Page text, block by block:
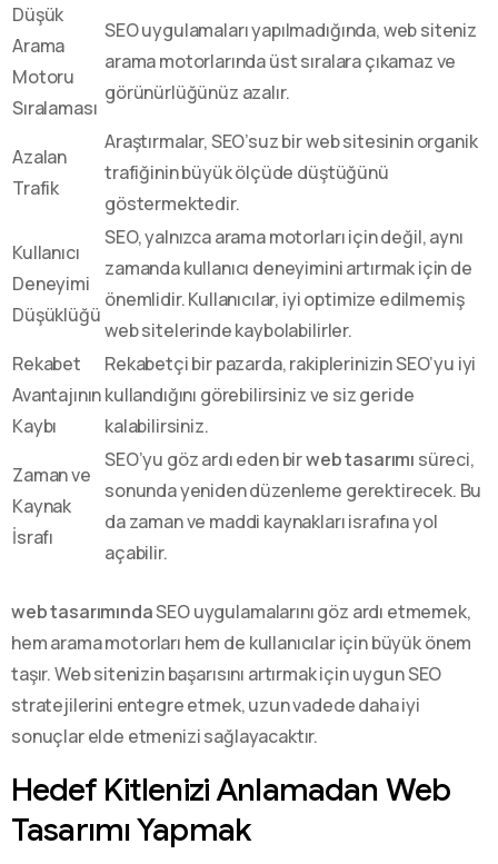
Düşük
Arama
Motoru
Sıralaması
SEO uygulamaları yapılmadığında, web siteniz
arama motorlarında üst sıralara çıkamaz ve
görünürlüğünüz azalır.
Azalan
Trafik
Araştırmalar, SEO’suz bir web sitesinin organik
trafiğinin büyük ölçüde düştüğünü
göstermektedir.
Kullanıcı
Deneyimi
Düşüklüğü
SEO, yalnızca arama motorları için değil, aynı
zamanda kullanıcı deneyimini artırmak için de
önemlidir. Kullanıcılar, iyi optimize edilmemiş
web sitelerinde kaybolabilirler.
Rekabet
Avantajının
Kaybı
Rekabetçi bir pazarda, rakiplerinizin SEO’yu iyi
kullandığını görebilirsiniz ve siz geride
kalabilirsiniz.
Zaman ve
Kaynak
İsrafı
SEO’yu göz ardı eden birweb tasarımı süreci,
sonunda yeniden düzenleme gerektirecek. Bu
da zaman ve maddi kaynakları israfına yol
açabilir.
web tasarımındaSEO uygulamalarını göz ardı etmemek,
hem arama motorları hem de kullanıcılar için büyük önem
taşır. Web sitenizin başarısını artırmak için uygun SEO
stratejilerini entegre etmek, uzun vadede daha iyi
sonuçlar elde etmenizi sağlayacaktır.
Hedef Kitlenizi Anlamadan Web
Tasarımı Yapmak